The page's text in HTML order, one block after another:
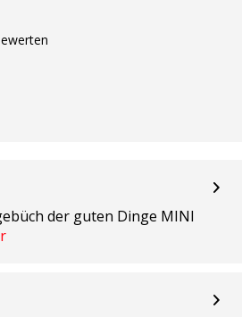
der guten Dinge MINI